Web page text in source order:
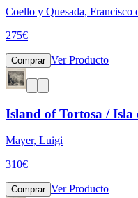
Coello y Quesada, Francisco
275€
Comprar Ver Producto
Island of Tortosa / Isla
Mayer, Luigi
310€
Comprar Ver Producto